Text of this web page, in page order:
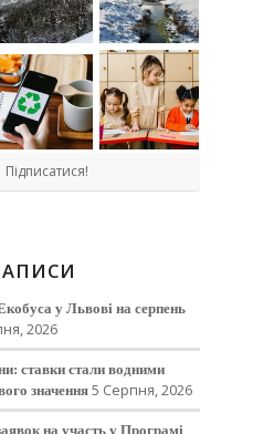
Підписатися!
у Львові на серпень
2026
ставки стали водними
значення5 Серпня, 2026
на участь у Програмі